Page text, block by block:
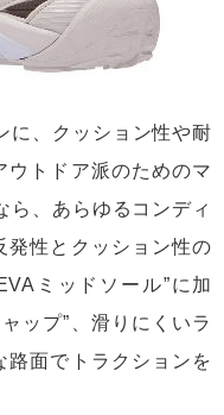
に、クッション性や耐
ウトドア派のためのマ
ら、あらゆるコンディ
発性とクッション性の
ミッドソール”に加
ップ”、滑りにくいラ
面でトラクションを